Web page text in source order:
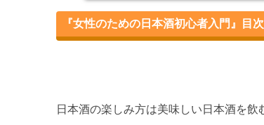
日本酒の種類
日本酒ならではの魅力
最初に飲む日本酒の選び方
『女性のための日本酒初心者入門』目
日本酒の楽しみ方は美味しい日本酒を飲